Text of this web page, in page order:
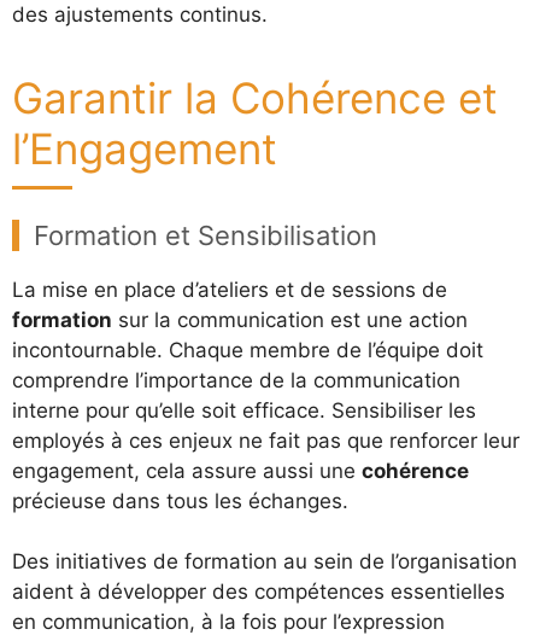
des ajustements continus.
Garantir la Cohérence et
l’Engagement
Formation et Sensibilisation
La mise en place d’ateliers et de sessions de
formation sur la communication est une action
incontournable. Chaque membre de l’équipe doit
comprendre l’importance de la communication
interne pour qu’elle soit efficace. Sensibiliser les
employés à ces enjeux ne fait pas que renforcer leur
engagement, cela assure aussi une cohérence
précieuse dans tous les échanges.
Des initiatives de formation au sein de l’organisation
aident à développer des compétences essentielles
en communication, à la fois pour l’expression